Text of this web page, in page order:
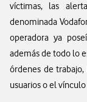
víctimas, las
denominada
operadora ya
además de todo lo
órdenes de
usuarios o el